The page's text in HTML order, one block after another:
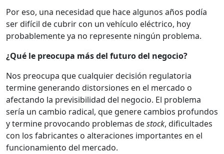
Por eso, una necesidad que hace algunos años podía
ser difícil de cubrir con un vehículo eléctrico, hoy
probablemente ya no represente ningún problema.
¿Qué le preocupa más del futuro del negocio?
Nos preocupa que cualquier decisión regulatoria
termine generando distorsiones en el mercado o
afectando la previsibilidad del negocio. El problema
sería un cambio radical, que genere cambios profundos
y termine provocando problemas destock, dificultades
con los fabricantes o alteraciones importantes en el
funcionamiento del mercado.